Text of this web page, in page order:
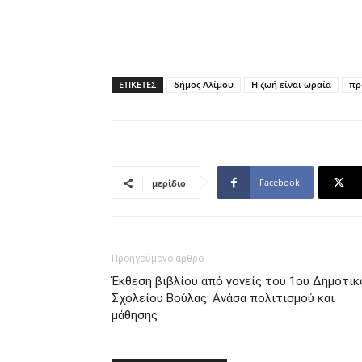
ΕΤΙΚΕΤΕΣ δήμος Αλίμου Η ζωή είναι ωραία
μερίδιο Facebook
Προηγούμενο άρθρο
Έκθεση βιβλίου από γονείς του 1ου
Σχολείου Βούλας: Ανάσα πολιτισμού και
μάθησης